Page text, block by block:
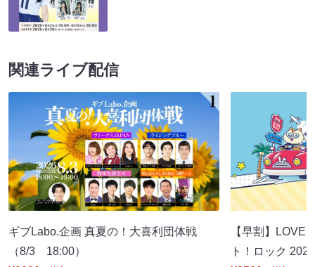
関連ライブ配信
ギブLabo.企画 真夏の！大喜利団体戦
（8/3 18:00）
【早割】LOVE
ト！ロック